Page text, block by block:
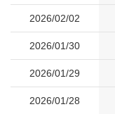
2026/02/02
2026/01/30
2026/01/29
2026/01/28